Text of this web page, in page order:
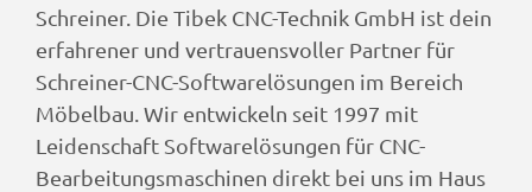
Schreiner. Die Tibek CNC-Technik GmbH ist dein
erfahrener und vertrauensvoller Partner für
Schreiner-CNC-Softwarelösungen im Bereich
Möbelbau. Wir entwickeln seit 1997 mit
Leidenschaft Softwarelösungen für CNC-
Bearbeitungsmaschinen direkt bei uns im Haus